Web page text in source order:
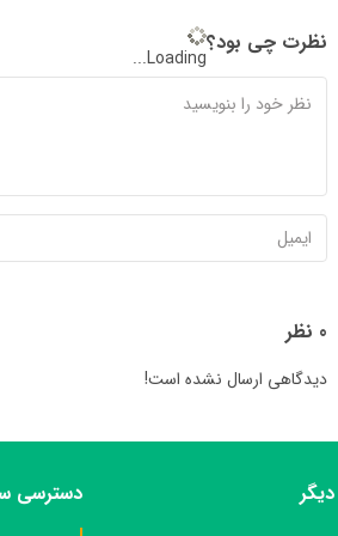
نظرت چی بود؟
Loading...
0 نظر
دیدگاهی ارسال نشده است!
دسترسی